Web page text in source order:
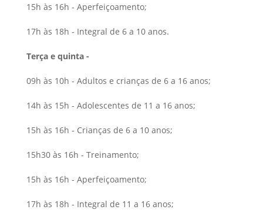
15h às 16h - Aperfeiçoamento;
17h às 18h - Integral de 6 a 10 anos.
Terça e quinta -
09h às 10h - Adultos e crianças de 6 a 16 anos;
14h às 15h - Adolescentes de 11 a 16 anos;
15h às 16h - Crianças de 6 a 10 anos;
15h30 às 16h - Treinamento;
15h às 16h - Aperfeiçoamento;
17h às 18h - Integral de 11 a 16 anos;